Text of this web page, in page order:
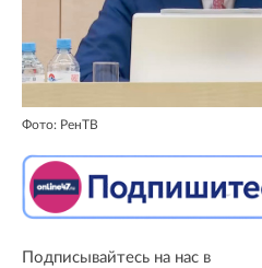
Фото: РенТВ
Подписывайтесь на нас в